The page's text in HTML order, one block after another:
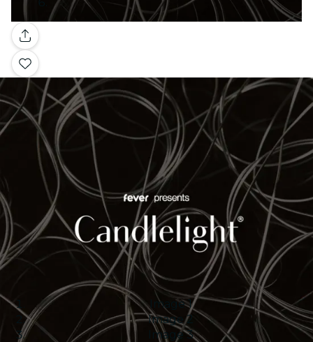
Galería
Image 1
Image 2
Image 3